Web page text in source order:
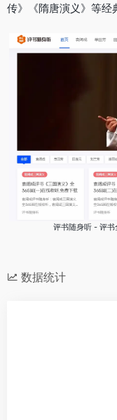
传》《隋唐演义》等经
评书随身听 - 评书
数据统计